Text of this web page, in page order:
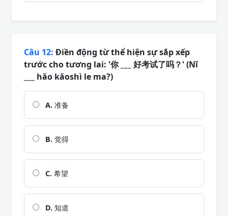
Câu 12: Điền động từ thể hiện sự sắp xếp
trước cho tương lai: '你 ___ 好考试了吗？' (Nǐ
___ hǎo kǎoshì le ma?)
A. 准备
B. 觉得
C. 希望
D. 知道